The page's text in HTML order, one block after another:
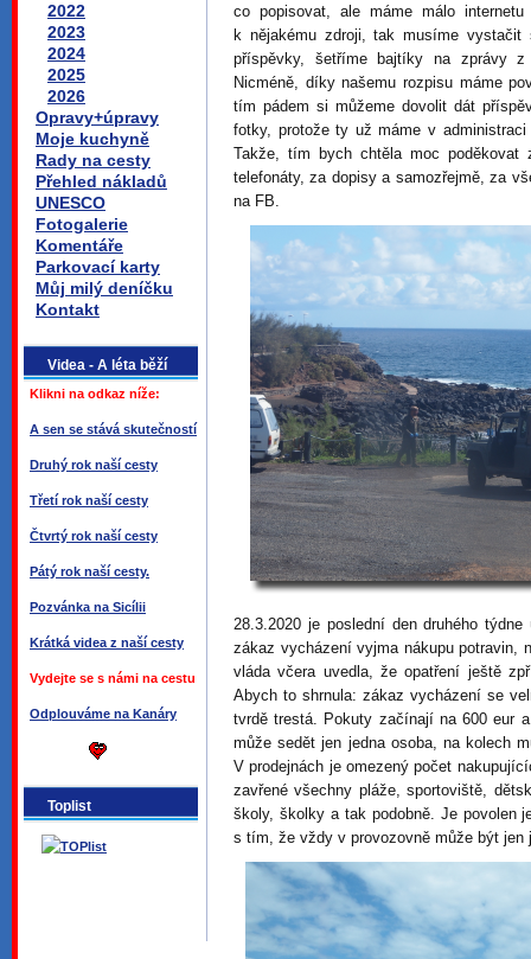
2022
2023
2024
2025
2026
Opravy+úpravy
Moje kuchyně
Rady na cesty
Přehled nákladů
UNESCO
Fotogalerie
Komentáře
Parkovací karty
Můj milý deníčku
Kontakt
Videa - A léta běží
Klikni na odkaz níže:
A sen se stává skutečností
Druhý rok naší cesty
Třetí rok naší cesty
Čtvrtý rok naší cesty
Pátý rok naší cesty.
Pozvánka na Sicílii
Krátká videa z naší cesty
Vydejte se s námi na cestu
Odplouváme na Kanáry
Toplist
co popisovat, ale máme málo
k nějakému zdroji, tak musíme
příspěvky, šetříme bajtíky na zprávy
Nicméně, díky našemu rozpisu máme
tím pádem si můžeme dovolit dát
fotky, protože ty už máme v
Takže, tím bych chtěla moc
telefonáty, za dopisy a samozřejmě, za
na FB.
28.3.2020 je poslední den druhého
zákaz vycházení vyjma nákupu potravin,
vláda včera uvedla, že opatření ještě
Abych to shrnula: zákaz vycházení se
tvrdě trestá. Pokuty začínají na 600 eur
může sedět jen jedna osoba, na kolech
V prodejnách je omezený počet
zavřené všechny pláže, sportoviště,
školy, školky a tak podobně. Je povolen
s tím, že vždy v provozovně může být jen